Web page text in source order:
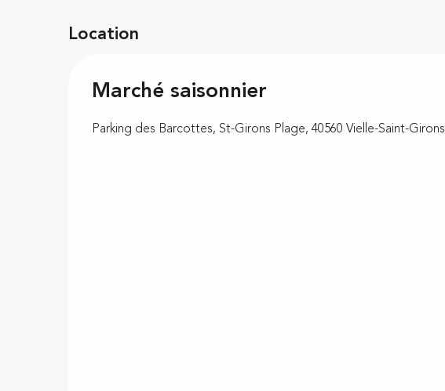
Location
Marché saisonnier
Parking des Barcottes, St-Girons Plage, 40560 Vielle-Saint-Girons